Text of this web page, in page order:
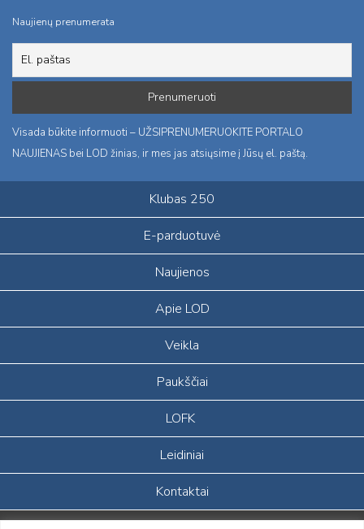
Naujienų prenumerata
Visada būkite informuoti – UŽSIPRENUMERUOKITE PORTALO
NAUJIENAS bei LOD žinias, ir mes jas atsiųsime į Jūsų el. paštą.
Klubas 250
E-parduotuvė
Naujienos
Apie LOD
Veikla
Paukščiai
LOFK
Leidiniai
Kontaktai